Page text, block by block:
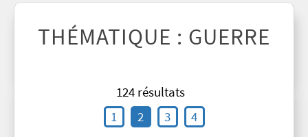
THÉMATIQUE : GUERRE
124 résultats
1
2 3 4